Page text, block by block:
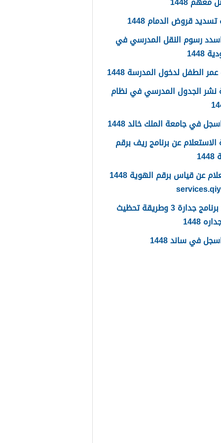
قروض الدمام 1448
رسوم النقل المدرسي في
1448
الطفل لدخول المدرسة 1448
نشر الجدول المدرسي في نظام
في جامعة الملك خالد 1448
عن برنامج ريف برقم
الاستعلام عن قياس برقم الهوية 1448
ما هو برنامج جدارة 3 وطريقة تحظيث
1448
في ساند 1448